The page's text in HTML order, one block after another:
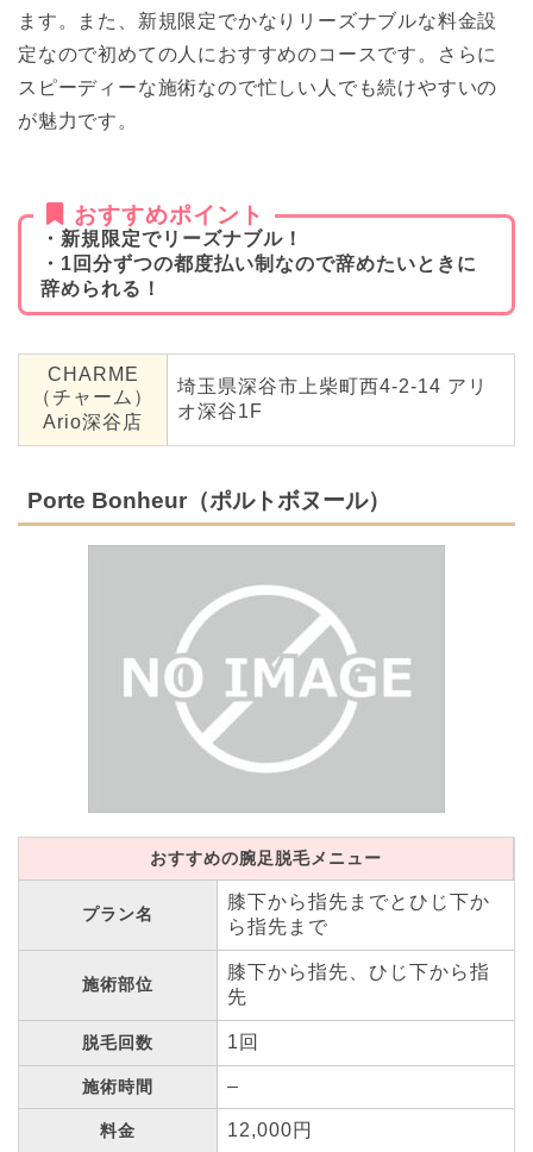
ます。また、新規限定でかなりリーズナブルな料金設
定なので初めての人におすすめのコースです。さらに
スピーディーな施術なので忙しい人でも続けやすいの
が魅力です。
おすすめポイント
・新規限定でリーズナブル！
・1回分ずつの都度払い制なので辞めたいときに
辞められる！
CHARME
（チャーム）
Ario深谷店
埼玉県深谷市上柴町西4-2-14 アリ
オ深谷1F
Porte Bonheur（ポルトボヌール）
おすすめの腕足脱毛メニュー
プラン名
膝下から指先までとひじ下か
ら指先まで
施術部位
膝下から指先、ひじ下から指
先
脱毛回数 1回
施術時間 –
料金 12,000円